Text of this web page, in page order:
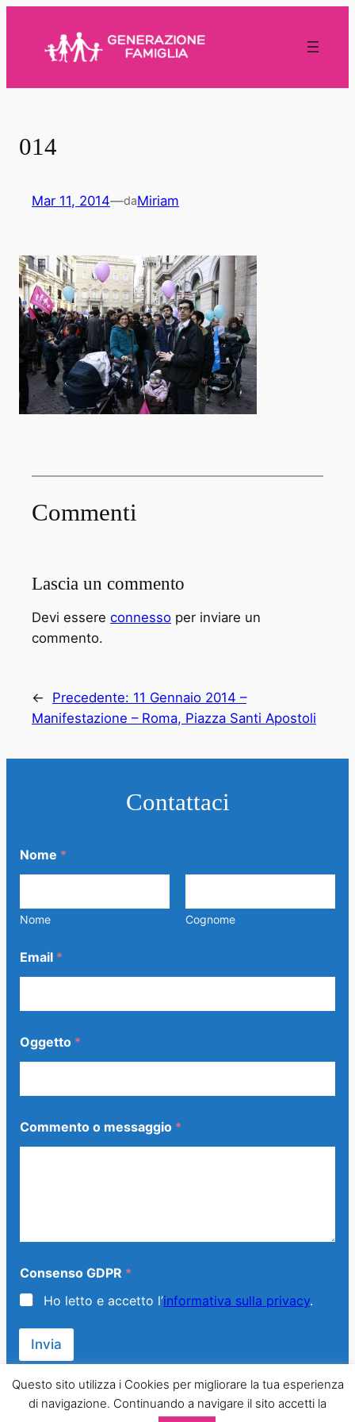
contenuto
014
Mar 11, 2014—daMiriam
Commenti
Lascia un commento
Devi essere connesso per inviare un
commento.
← Precedente: 11 Gennaio 2014 –
Manifestazione – Roma, Piazza Santi Apostoli
Contattaci
Nome *
Nome Cognome
o
m
o
n
s
n
o
Email *
Oggetto *
Commento o messaggio *
Consenso GDPR *
Ho letto e accetto l’informativa sulla privacy.
Invia
© 2013 – 2024 Generazione Famiglia – LMPT Italia. All Rights
Questo sito utilizza i Cookies per migliorare la tua esperienza
di navigazione. Continuando a navigare il sito accetti la